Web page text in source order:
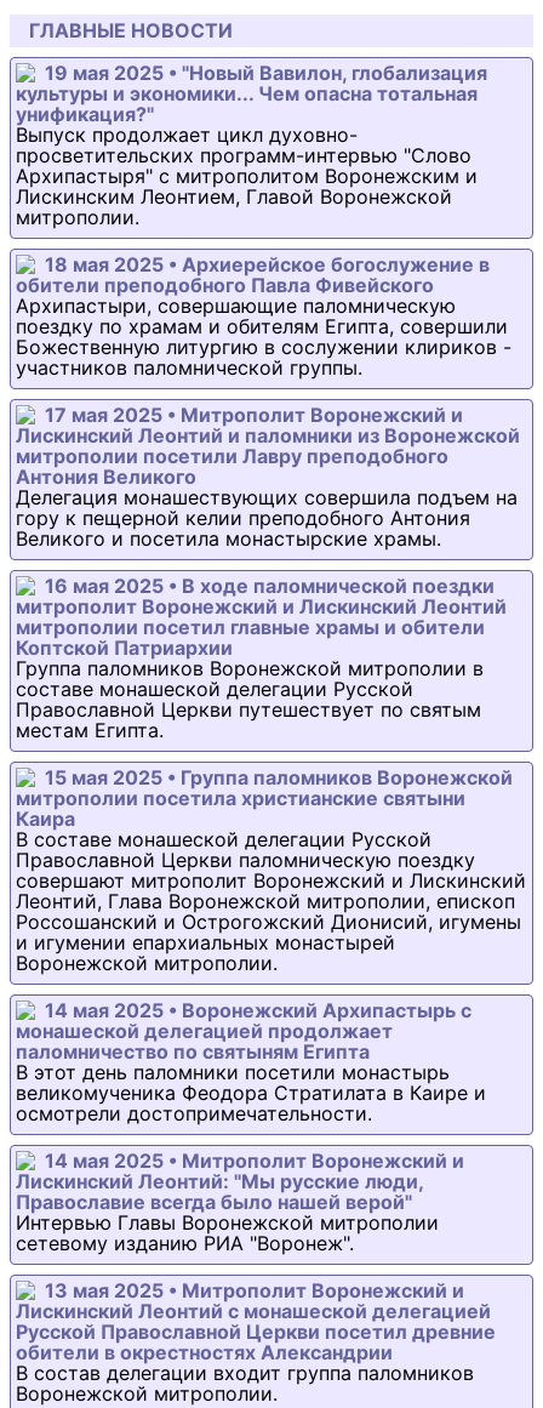
ГЛАВНЫЕ НОВОСТИ
19 мая 2025 • "Новый Вавилон, глобализация
культуры и экономики... Чем опасна тотальная
унификация?"
Выпуск продолжает цикл духовно-
просветительских программ-интервью "Слово
Архипастыря" с митрополитом Воронежским и
Лискинским Леонтием, Главой Воронежской
митрополии.
18 мая 2025 • Архиерейское богослужение в
обители преподобного Павла Фивейского
Архипастыри, совершающие паломническую
поездку по храмам и обителям Египта, совершили
Божественную литургию в сослужении клириков -
участников паломнической группы.
17 мая 2025 • Митрополит Воронежский и
Лискинский Леонтий и паломники из Воронежской
митрополии посетили Лавру преподобного
Антония Великого
Делегация монашествующих совершила подъем на
гору к пещерной келии преподобного Антония
Великого и посетила монастырские храмы.
16 мая 2025 • В ходе паломнической поездки
митрополит Воронежский и Лискинский Леонтий
митрополии посетил главные храмы и обители
Коптской Патриархии
Группа паломников Воронежской митрополии в
составе монашеской делегации Русской
Православной Церкви путешествует по святым
местам Египта.
15 мая 2025 • Группа паломников Воронежской
митрополии посетила христианские святыни
Каира
В составе монашеской делегации Русской
Православной Церкви паломническую поездку
совершают митрополит Воронежский и Лискинский
Леонтий, Глава Воронежской митрополии, епископ
Россошанский и Острогожский Дионисий, игумены
и игумении епархиальных монастырей
Воронежской митрополии.
14 мая 2025 • Воронежский Архипастырь с
монашеской делегацией продолжает
паломничество по святыням Египта
В этот день паломники посетили монастырь
великомученика Феодора Стратилата в Каире и
осмотрели достопримечательности.
14 мая 2025 • Митрополит Воронежский и
Лискинский Леонтий: "Мы русские люди,
Православие всегда было нашей верой"
Интервью Главы Воронежской митрополии
сетевому изданию РИА "Воронеж".
13 мая 2025 • Митрополит Воронежский и
Лискинский Леонтий с монашеской делегацией
Русской Православной Церкви посетил древние
обители в окрестностях Александрии
В состав делегации входит группа паломников
Воронежской митрополии.